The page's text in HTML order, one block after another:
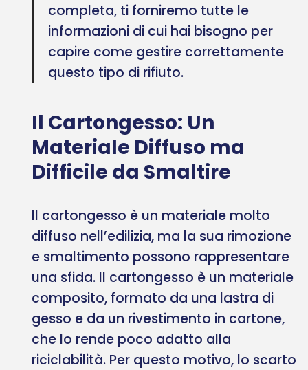
completa, ti forniremo tutte le
informazioni di cui hai bisogno per
capire come gestire correttamente
questo tipo di rifiuto.
Il Cartongesso: Un
Materiale Diffuso ma
Difficile da Smaltire
Il cartongesso è un materiale molto
diffuso nell’edilizia, ma la sua rimozione
e smaltimento possono rappresentare
una sfida. Il cartongesso è un materiale
composito, formato da una lastra di
gesso e da un rivestimento in cartone,
che lo rende poco adatto alla
riciclabilità. Per questo motivo, lo scarto